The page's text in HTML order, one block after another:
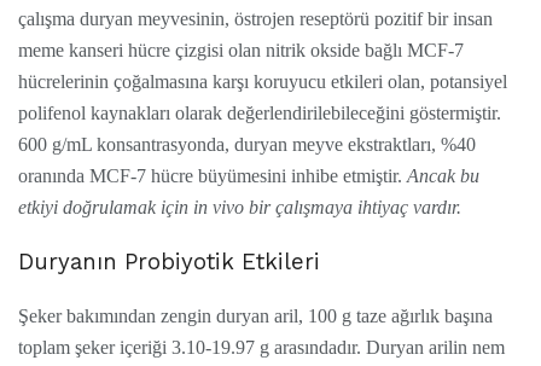
çalışma duryan meyvesinin, östrojen reseptörü pozitif bir insan
meme kanseri hücre çizgisi olan nitrik okside bağlı MCF-7
hücrelerinin çoğalmasına karşı koruyucu etkileri olan, potansiyel
polifenol kaynakları olarak değerlendirilebileceğini göstermiştir.
600 g/mL konsantrasyonda, duryan meyve ekstraktları, %40
oranında MCF-7 hücre büyümesini inhibe etmiştir. Ancak bu
etkiyi doğrulamak için in vivo bir çalışmaya ihtiyaç vardır.
Duryanın Probiyotik Etkileri
Şeker bakımından zengin duryan aril, 100 g taze ağırlık başına
toplam şeker içeriği 3.10-19.97 g arasındadır. Duryan arilin nem